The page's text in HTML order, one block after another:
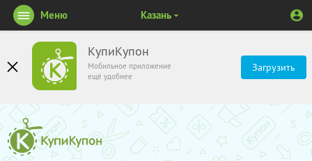
КупиКупон
Мобильное приложение
ещё удобнее
Загрузить
Меню Казань